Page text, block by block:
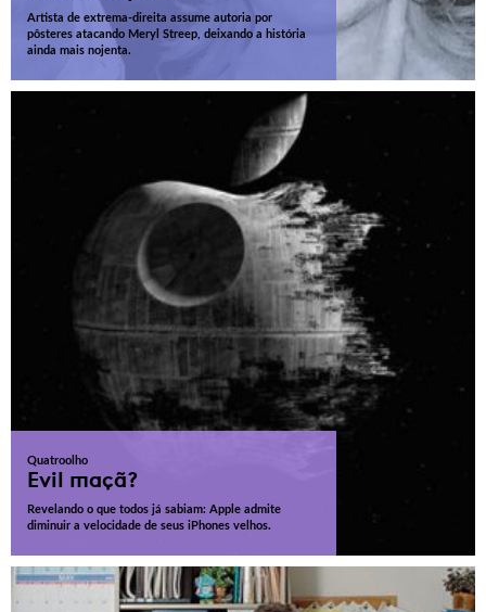
Artista de extrema-direita assume autoria por
pôsteres atacando Meryl Streep, deixando a história
ainda mais nojenta.
Quatroolho
Evil maçã?
Revelando o que todos já sabiam: Apple admite
diminuir a velocidade de seus iPhones velhos.